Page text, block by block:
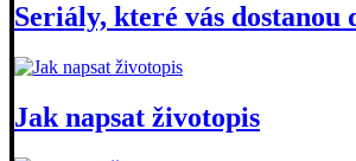
Seriály, které vás dostanou
Jak napsat životopis